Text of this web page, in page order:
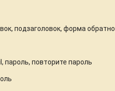
подзаголовок, форма
пароль, повторите пароль